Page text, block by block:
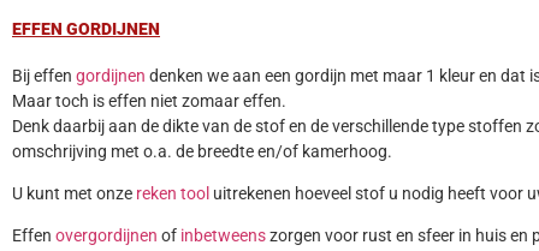
EFFEN GORDIJNEN
Bij effen gordijnen denken we aan een gordijn met maar 1 kleur en dat
Maar toch is effen niet zomaar effen.
Denk daarbij aan de dikte van de stof en de verschillende type stoffen
omschrijving met o.a. de breedte en/of kamerhoog.
U kunt met onze reken tool uitrekenen hoeveel stof u nodig heeft voor
Effen overgordijnen of inbetweenszorgen voor rust en sfeer in huis en